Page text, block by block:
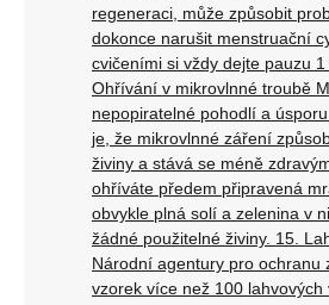
regeneraci, může způsobit
dokonce narušit menstruační
cvičeními si vždy dejte pauzu
Ohřívání v mikrovlnné troubě
nepopiratelné pohodlí a
je, že mikrovlnné záření
živiny a stává se méně
ohříváte předem připravená
obvykle plná solí a zelenina v
žádné použitelné živiny. 15.
Národní agentury pro ochranu
vzorek více než 100 lahvových